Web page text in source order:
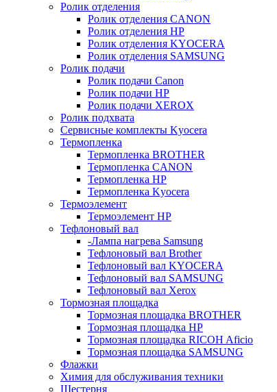
Ролик отделения
Ролик отделения CANON
Ролик отделения HP
Ролик отделения KYOCERA
Ролик отделения SAMSUNG
Ролик подачи
Ролик подачи Canon
Ролик подачи HP
Ролик подачи XEROX
Ролик подхвата
Сервисные комплекты Kyocera
Термопленка
Термопленка BROTHER
Термопленка CANON
Термопленка HP
Термопленка Kyocera
Термоэлемент
Термоэлемент НР
Тефлоновый вал
-Лампа нагрева Samsung
Тефлоновый вал Brother
Тефлоновый вал KYOCERA
Тефлоновый вал SAMSUNG
Тефлоновый вал Xerox
Тормозная площадка
Тормозная площадка BROTHER
Тормозная площадка HP
Тормозная площадка RICOH Aficio
Тормозная площадка SAMSUNG
Флажки
Химия для обслуживания техники
Шестерня